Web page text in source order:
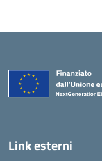
Link esterni